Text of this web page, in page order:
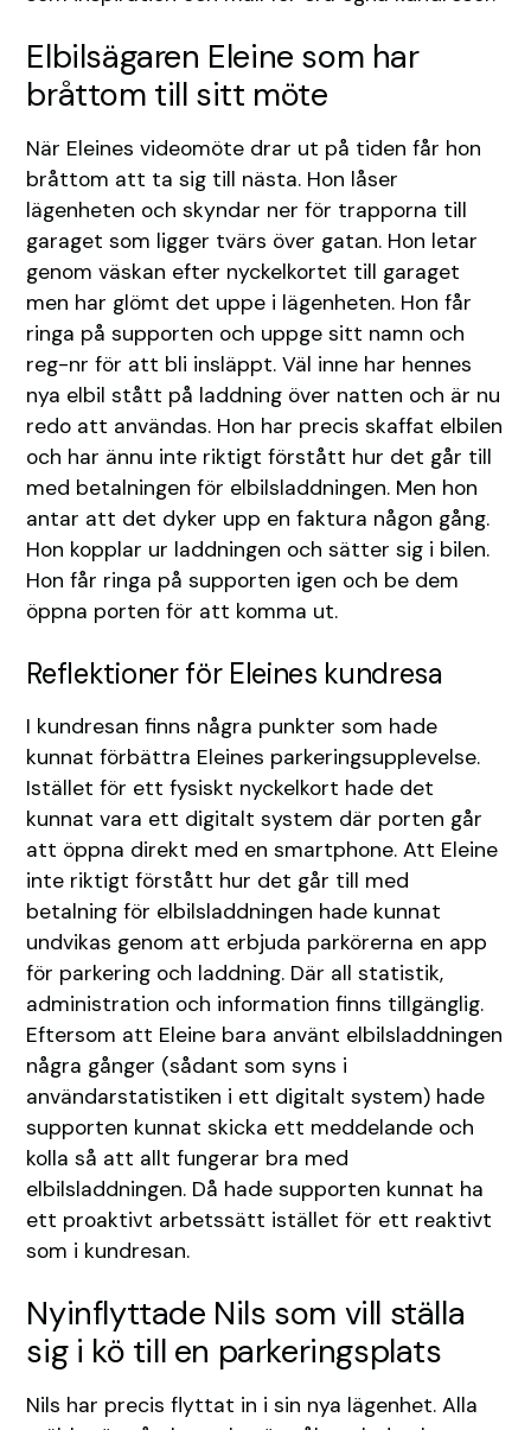
Elbilsägaren Eleine som har
bråttom till sitt möte
När Eleines videomöte drar ut på tiden får hon
bråttom att ta sig till nästa. Hon låser
lägenheten och skyndar ner för trapporna till
garaget som ligger tvärs över gatan. Hon letar
genom väskan efter nyckelkortet till garaget
men har glömt det uppe i lägenheten. Hon får
ringa på supporten och uppge sitt namn och
reg-nr för att bli insläppt. Väl inne har hennes
nya elbil stått på laddning över natten och är nu
redo att användas. Hon har precis skaffat elbilen
och har ännu inte riktigt förstått hur det går till
med betalningen för elbilsladdningen. Men hon
antar att det dyker upp en faktura någon gång.
Hon kopplar ur laddningen och sätter sig i bilen.
Hon får ringa på supporten igen och be dem
öppna porten för att komma ut.
Reflektioner för Eleines kundresa
I kundresan finns några punkter som hade
kunnat förbättra Eleines parkeringsupplevelse.
Istället för ett fysiskt nyckelkort hade det
kunnat vara ett digitalt system där porten går
att öppna direkt med en smartphone. Att Eleine
inte riktigt förstått hur det går till med
betalning för elbilsladdningen hade kunnat
undvikas genom att erbjuda parkörerna en app
för parkering och laddning. Där all statistik,
administration och information finns tillgänglig.
Eftersom att Eleine bara använt elbilsladdningen
några gånger (sådant som syns i
användarstatistiken i ett digitalt system) hade
supporten kunnat skicka ett meddelande och
kolla så att allt fungerar bra med
elbilsladdningen. Då hade supporten kunnat ha
ett proaktivt arbetssätt istället för ett reaktivt
som i kundresan.
Nyinflyttade Nils som vill ställa
sig i kö till en parkeringsplats
Nils har precis flyttat in i sin nya lägenhet. Alla